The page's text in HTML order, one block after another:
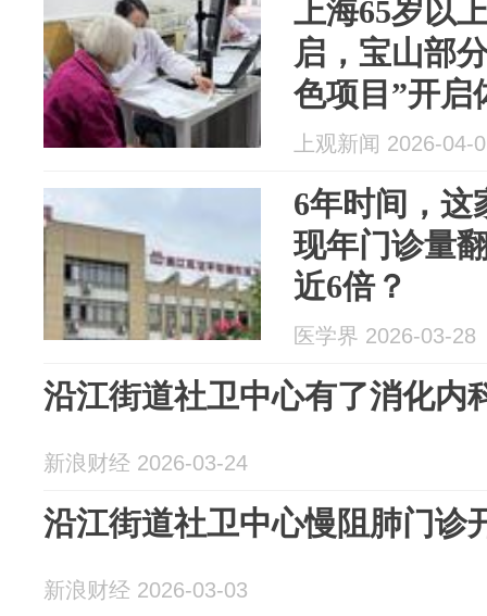
上海65岁以
启，宝山部
色项目”开启
上观新闻 2026-04-
6年时间，这
现年门诊量
近6倍？
医学界 2026-03-28
沿江街道社卫中心有了消化内
新浪财经 2026-03-24
沿江街道社卫中心慢阻肺门诊
新浪财经 2026-03-03